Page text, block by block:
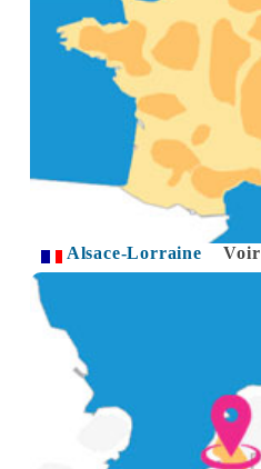
Alsace-Lorraine Voir